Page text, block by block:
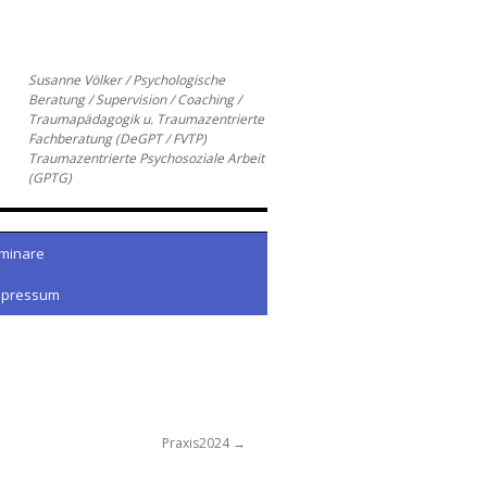
Susanne Völker / Psychologische
Beratung / Supervision / Coaching /
Traumapädagogik u. Traumazentrierte
Fachberatung (DeGPT / FVTP)
Traumazentrierte Psychosoziale Arbeit
(GPTG)
Praxis2024